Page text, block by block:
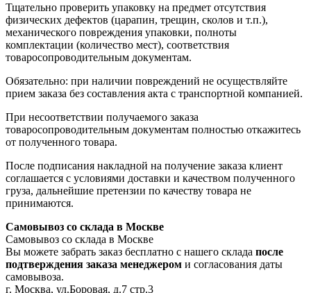
Тщательно проверить упаковку на предмет отсутствия
физических дефектов (царапин, трещин, сколов и т.п.),
механического повреждения упаковки, полноты
комплектации (количество мест), соответствия
товаросопроводительным документам.
Обязательно: при наличии повреждений не осуществляйте
прием заказа без составления акта с транспортной компанией.
При несоответствии получаемого заказа
товаросопроводительным документам полностью откажитесь
от полученного товара.
После подписания накладной на получение заказа клиент
соглашается с условиями доставки и качеством полученного
груза, дальнейшие претензии по качеству товара не
принимаются.
Самовывоз со склада в Москве
Самовывоз со склада в Москве
Вы можете забрать заказ бесплатно с нашего склада после
подтверждения заказа менеджером и согласования даты
самовывоза.
г. Москва, ул.Боровая, д.7 стр.3